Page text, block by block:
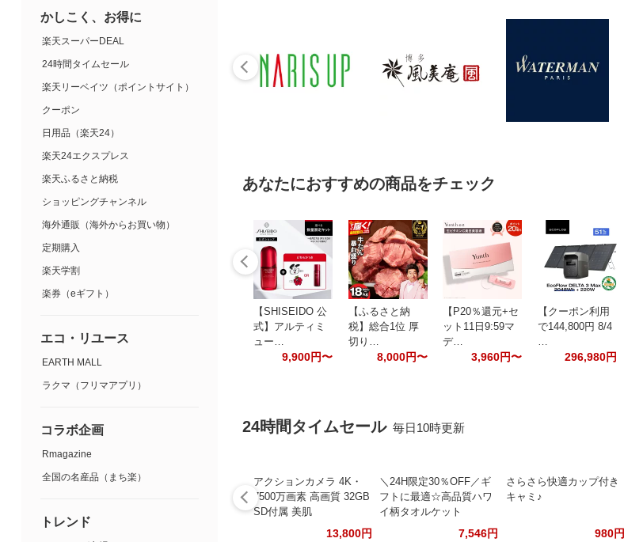
あなたにおすすめの商品をチェック
【SHISEIDO 公
式】アルティミ
ュー…
9,900円〜
【ふるさと納
税】総合1位 厚
切り…
8,000円〜
【P20％還元+セ
ット11日9:59マ
デ…
3,960円〜
【クーポン利用
で144,800円 8/4
…
296,980円
24時間タイムセール 毎日10時更新
アクションカメラ 4K・
7500万画素 高画質 32GB
SD付属 美肌
13,800円
＼24H限定30％OFF／ギ
フトに最適☆高品質ハワ
イ柄タオルケット
7,546円
さらさら快適カップ付き
キャミ♪
980円
かしこく、お得に
楽天スーパーDEAL
24時間タイムセール
楽天リーベイツ（ポイントサイト）
クーポン
日用品（楽天24）
楽天24エクスプレス
楽天ふるさと納税
ショッピングチャンネル
海外通販（海外からお買い物）
定期購入
楽天学割
楽券（eギフト）
エコ・リユース
EARTH MALL
ラクマ（フリマアプリ）
コラボ企画
Rmagazine
全国の名産品（まち楽）
トレンド